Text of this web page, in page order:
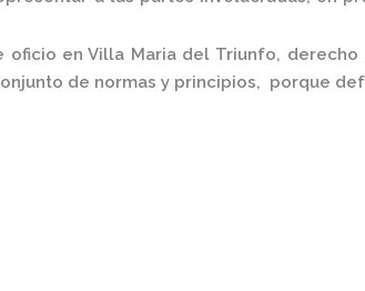
oficio en Villa Maria del Triunfo, derecho
de normas y principios, porque